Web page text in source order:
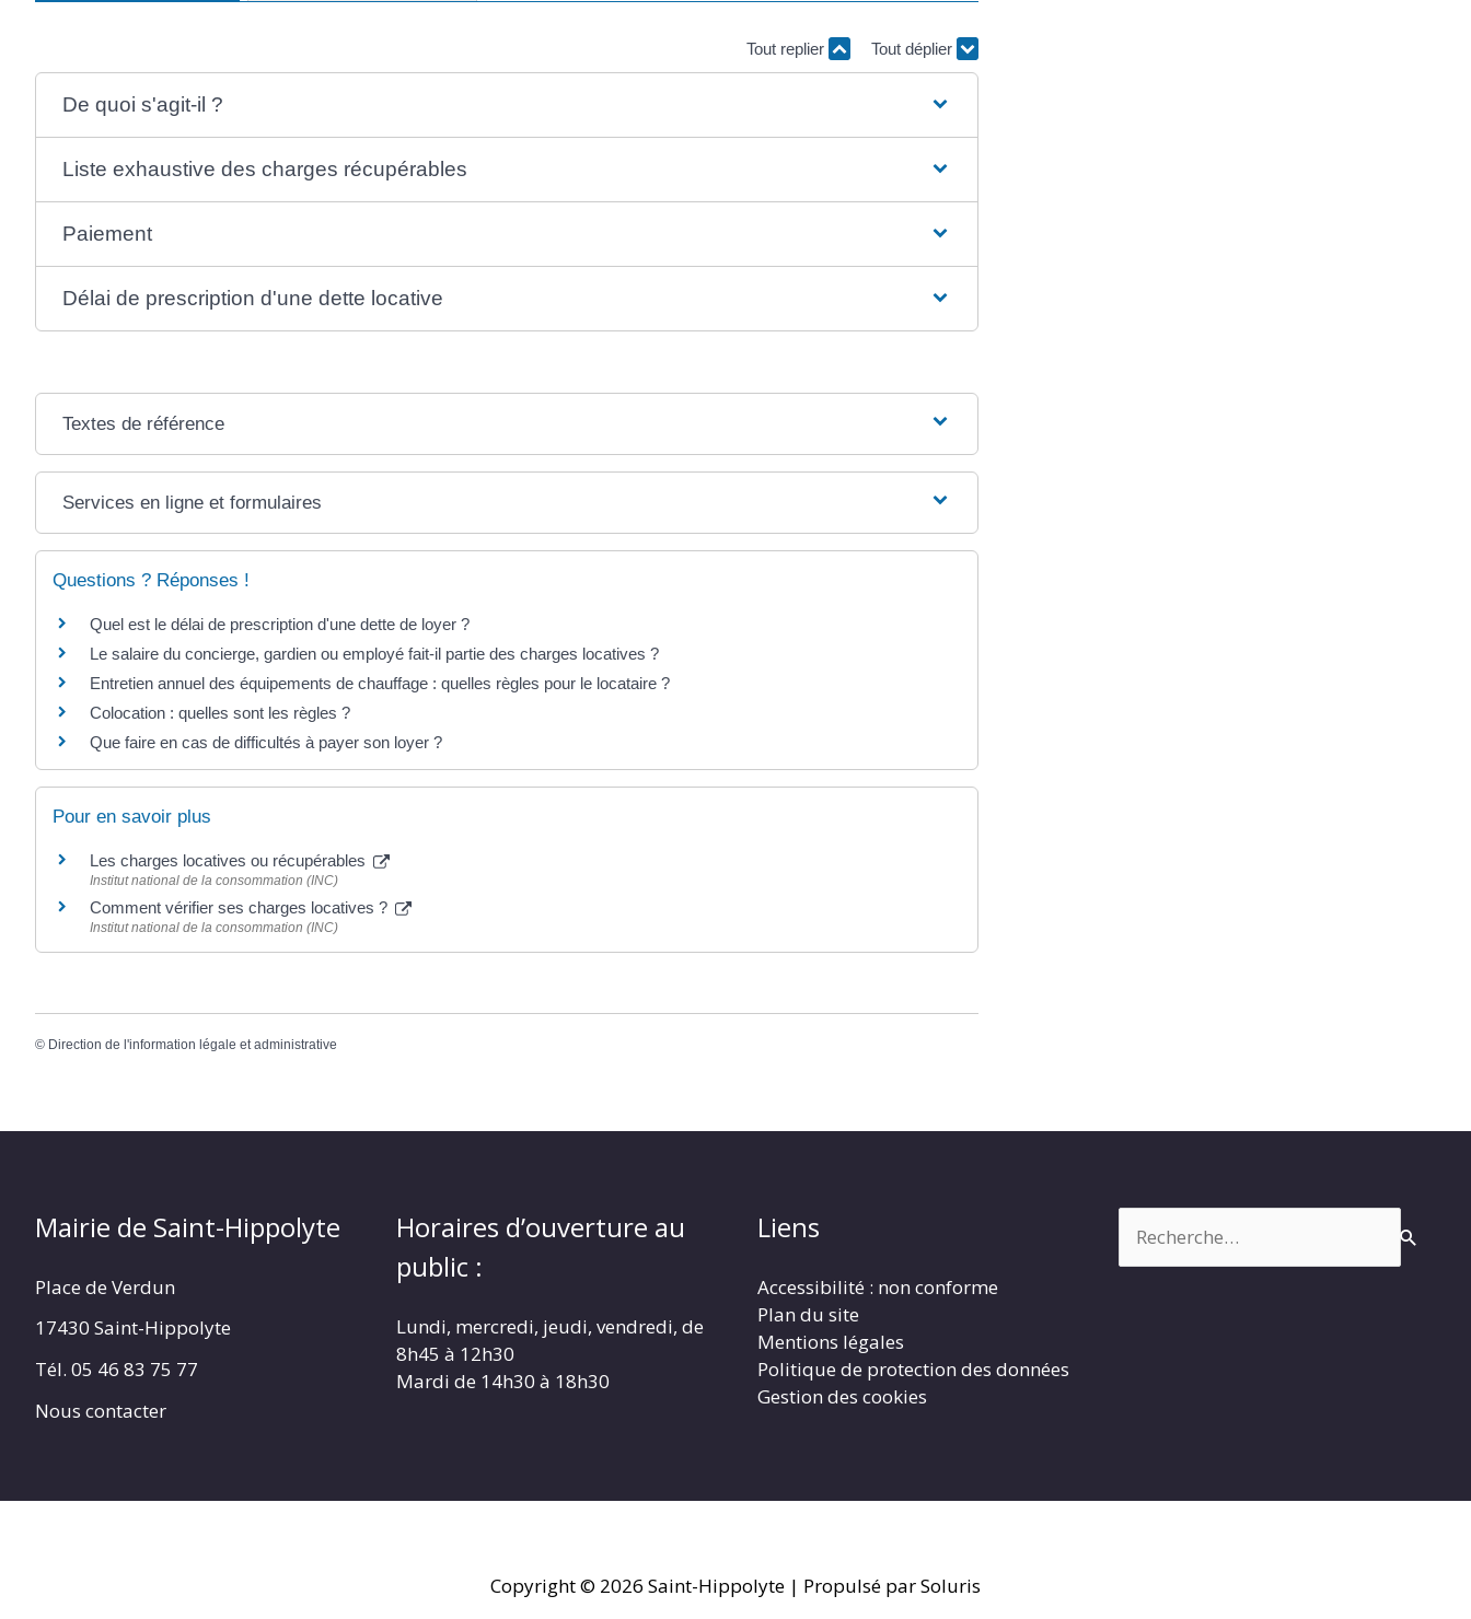
Tout replier Tout déplier
De quoi s'agit-il ?
Liste exhaustive des charges récupérables
Paiement
Délai de prescription d'une dette locative
Textes de référence
Services en ligne et formulaires
Questions ? Réponses !
Quel est le délai de prescription d'une dette de loyer ?
Le salaire du concierge, gardien ou employé fait-il partie des charges locatives ?
Entretien annuel des équipements de chauffage : quelles règles pour le locataire ?
Colocation : quelles sont les règles ?
Que faire en cas de difficultés à payer son loyer ?
Pour en savoir plus
Les charges locatives ou récupérables
Institut national de la consommation (INC)
Comment vérifier ses charges locatives ?
Institut national de la consommation (INC)
© Direction de l'information légale et administrative
Mairie de Saint-Hippolyte
Place de Verdun
17430 Saint-Hippolyte
Tél. 05 46 83 75 77
Nous contacter
Horaires d’ouverture au
public :
Lundi, mercredi, jeudi, vendredi, de
8h45 à 12h30
Mardi de 14h30 à 18h30
Liens
Accessibilité : non conforme
Plan du site
Mentions légales
Politique de protection des données
Gestion des cookies
Copyright © 2026 Saint-Hippolyte | Propulsé par Soluris